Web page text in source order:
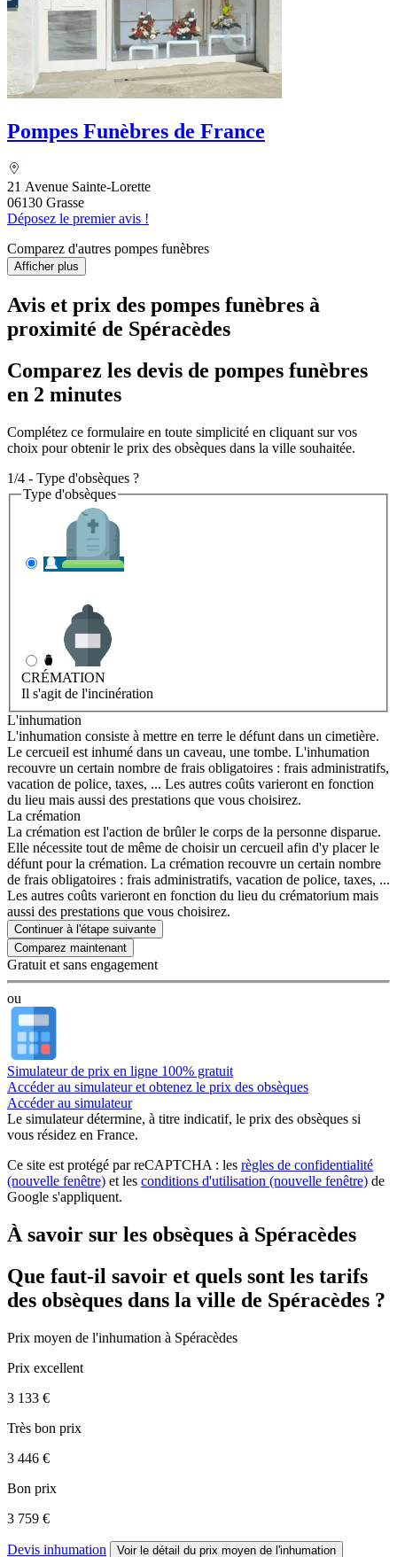
Pompes Funèbres de France
21 Avenue Sainte-Lorette
06130 Grasse
Déposez le premier avis !
Comparez d'autres pompes funèbres
Afficher plus
Avis et prix des pompes funèbres à
proximité de Spéracèdes
Comparez les devis de pompes funèbres
en 2 minutes
Complétez ce formulaire en toute simplicité en cliquant sur vos
choix pour obtenir le prix des obsèques dans la ville souhaitée.
1/4 - Type d'obsèques ?
Type d'obsèques
CRÉMATION
Il s'agit de l'incinération
L'inhumation
L'inhumation consiste à mettre en terre le défunt dans un cimetière.
Le cercueil est inhumé dans un caveau, une tombe. L'inhumation
recouvre un certain nombre de frais obligatoires : frais administratifs,
vacation de police, taxes, ... Les autres coûts varieront en fonction
du lieu mais aussi des prestations que vous choisirez.
La crémation
La crémation est l'action de brûler le corps de la personne disparue.
Elle nécessite tout de même de choisir un cercueil afin d'y placer le
défunt pour la crémation. La crémation recouvre un certain nombre
de frais obligatoires : frais administratifs, vacation de police, taxes, ...
Les autres coûts varieront en fonction du lieu du crématorium mais
aussi des prestations que vous choisirez.
Continuer à l'étape suivante
Gratuit et sans engagement
ou
Simulateur de prix en ligne 100% gratuit
Accéder au simulateur et obtenez le prix des obsèques
Accéder au simulateur
Le simulateurdétermine, à titre indicatif, le prix des obsèques si
vous résidez en France.
Ce site est protégé par reCAPTCHA : les règles de confidentialité
(nouvelle fenêtre) et les conditions d'utilisation (nouvelle fenêtre) de
Google s'appliquent.
À savoir sur les obsèques à Spéracèdes
Que faut-il savoir et quels sont les tarifs
des obsèques dans la ville de Spéracèdes ?
Prix moyen de l'inhumation à Spéracèdes
Prix excellent
3 133 €
Très bon prix
3 446 €
Bon prix
3 759 €
Devis inhumation Voir le détail du prix moyen de l'inhumation